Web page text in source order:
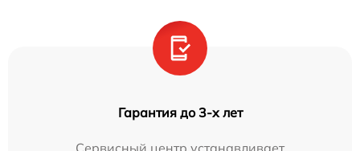
Гарантия до 3-х лет
Сервисный центр устанавливает